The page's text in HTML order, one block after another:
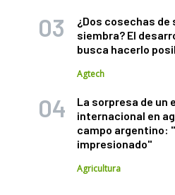
¿Dos cosechas de
siembra? El
busca hacerlo
Agtech
La sorpresa de un
internacional en
campo argentino:
impresionado"
Agricultura